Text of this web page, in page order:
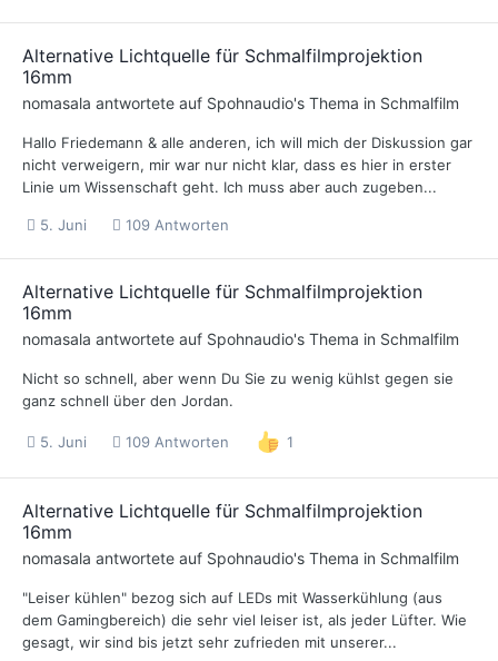
Alternative Lichtquelle für Schmalfilmprojektion
16mm
nomasala antwortete auf Spohnaudio's Thema in Schmalfilm
Hallo Friedemann & alle anderen, ich will mich der Diskussion gar
nicht verweigern, mir war nur nicht klar, dass es hier in erster
Linie um Wissenschaft geht. Ich muss aber auch zugeben...
5. Juni 109 Antworten
Alternative Lichtquelle für Schmalfilmprojektion
16mm
nomasala antwortete auf Spohnaudio's Thema in Schmalfilm
Nicht so schnell, aber wenn Du Sie zu wenig kühlst gegen sie
ganz schnell über den Jordan.
5. Juni 109 Antworten 1
Alternative Lichtquelle für Schmalfilmprojektion
16mm
nomasala antwortete auf Spohnaudio's Thema in Schmalfilm
"Leiser kühlen" bezog sich auf LEDs mit Wasserkühlung (aus
dem Gamingbereich) die sehr viel leiser ist, als jeder Lüfter. Wie
gesagt, wir sind bis jetzt sehr zufrieden mit unserer...